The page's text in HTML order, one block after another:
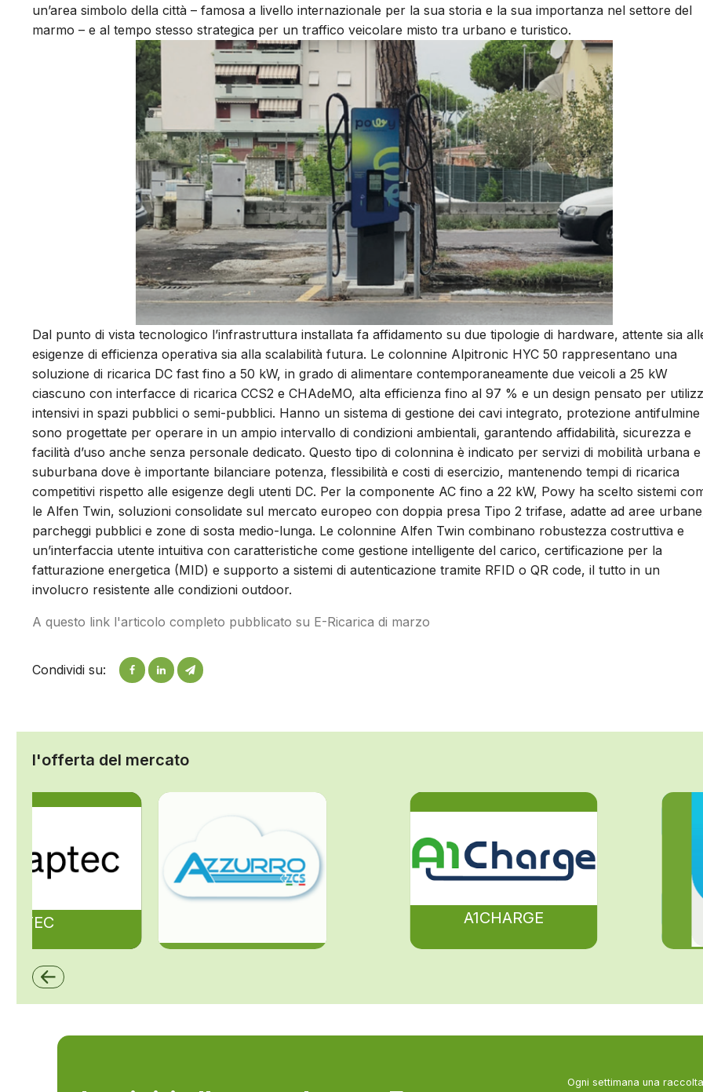
un’area simbolo della città – famosa a livello internazionale per la sua storia e la sua importanza nel settore del
marmo – e al tempo stesso strategica per un traffico veicolare misto tra urbano e turistico.
Dal punto di vista tecnologico l’infrastruttura installata fa affidamento su due tipologie di hardware, attente sia
esigenze di efficienza operativa sia alla scalabilità futura. Le colonnine Alpitronic HYC 50 rappresentano una
soluzione di ricarica DC fast fino a 50 kW, in grado di alimentare contemporaneamente due veicoli a 25 kW
ciascuno con interfacce di ricarica CCS2 e CHAdeMO, alta efficienza fino al 97 % e un design pensato per
intensivi in spazi pubblici o semi-pubblici. Hanno un sistema di gestione dei cavi integrato, protezione antifulmine
sono progettate per operare in un ampio intervallo di condizioni ambientali, garantendo affidabilità, sicurezza e
facilità d’uso anche senza personale dedicato. Questo tipo di colonnina è indicato per servizi di mobilità urbana e
suburbana dove è importante bilanciare potenza, flessibilità e costi di esercizio, mantenendo tempi di ricarica
competitivi rispetto alle esigenze degli utenti DC. Per la componente AC fino a 22 kW, Powy ha scelto sistemi
le Alfen Twin, soluzioni consolidate sul mercato europeo con doppia presa Tipo 2 trifase, adatte ad aree
parcheggi pubblici e zone di sosta medio-lunga. Le colonnine Alfen Twin combinano robustezza costruttiva e
un’interfaccia utente intuitiva con caratteristiche come gestione intelligente del carico, certificazione per la
fatturazione energetica (MID) e supporto a sistemi di autenticazione tramite RFID o QR code, il tutto in un
involucro resistente alle condizioni outdoor.
A questo link l'articolo completo pubblicato su E-Ricarica di marzo
Condividi su:
l'offerta del mercato
A1CHARGE
ZCS Azzurro
Ogni settimana una